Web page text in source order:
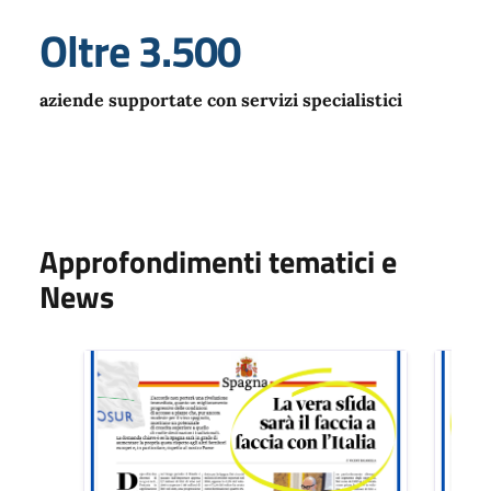
Oltre 3.500
aziende supportate con servizi specialistici
Approfondimenti tematici e
News